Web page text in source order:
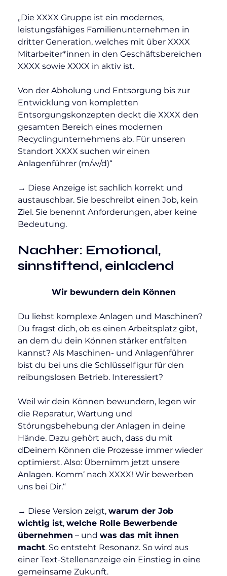
„Die XXXX Gruppe ist ein modernes,
leistungsfähiges Familienunternehmen in
dritter Generation, welches mit über XXXX
Mitarbeiter*innen in den Geschäftsbereichen
XXXX sowie XXXX in aktiv ist.
Von der Abholung und Entsorgung bis zur
Entwicklung von kompletten
Entsorgungskonzepten deckt die XXXX den
gesamten Bereich eines modernen
Recyclingunternehmens ab. Für unseren
Standort XXXX suchen wir einen
Anlagenführer (m/w/d)“
→ Diese Anzeige ist sachlich korrekt und
austauschbar. Sie beschreibt einen Job, kein
Ziel. Sie benennt Anforderungen, aber keine
Bedeutung.
Nachher: Emotional,
sinnstiftend, einladend
Wir bewundern dein Können
Du liebst komplexe Anlagen und Maschinen?
Du fragst dich, ob es einen Arbeitsplatz gibt,
an dem du dein Können stärker entfalten
kannst? Als Maschinen- und Anlagenführer
bist du bei uns die Schlüsselfigur für den
reibungslosen Betrieb. Interessiert?
Weil wir dein Können bewundern, legen wir
die Reparatur, Wartung und
Störungsbehebung der Anlagen in deine
Hände. Dazu gehört auch, dass du mit
dDeinem Können die Prozesse immer wieder
optimierst. Also: Übernimm jetzt unsere
Anlagen. Komm‘ nach XXXX! Wir bewerben
uns bei Dir.“
→ Diese Version zeigt, warum der Job
wichtig ist, welche Rolle Bewerbende
übernehmen – und was das mit ihnen
macht. So entsteht Resonanz. So wird aus
einer Text-Stellenanzeige ein Einstieg in eine
gemeinsame Zukunft.